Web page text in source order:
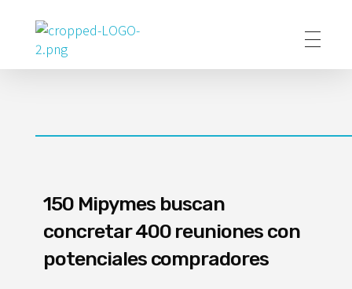
Poder Agropecuario
150 Mipymes buscan
concretar 400 reuniones con
potenciales compradores